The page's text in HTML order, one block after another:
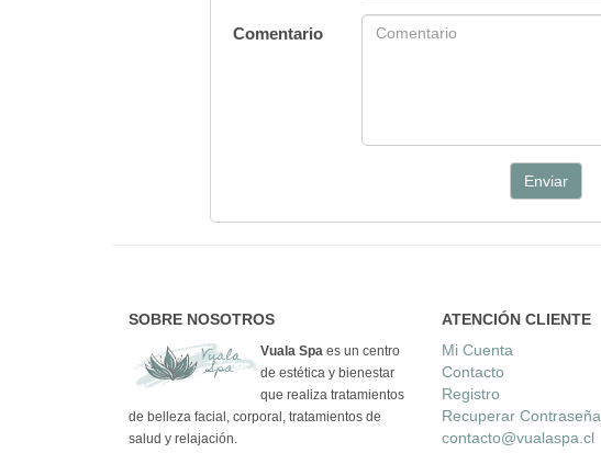
Comentario
Enviar
SOBRE NOSOTROS
Vuala Spa es un centro
de estética y bienestar
que realiza tratamientos
de belleza facial, corporal, tratamientos de
salud y relajación.
ATENCIÓN CLIENTE
Mi Cuenta
Contacto
Registro
Recuperar Contraseña
contacto@vualaspa.cl